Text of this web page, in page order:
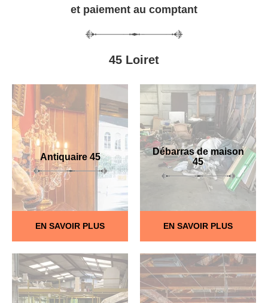
et paiement au comptant
45 Loiret
Antiquaire 45
EN SAVOIR PLUS
Débarras de maison
45
EN SAVOIR PLUS